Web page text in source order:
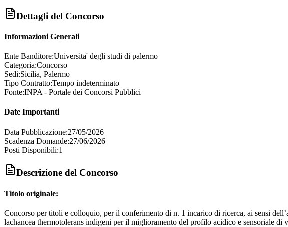
Dettagli del Concorso
Informazioni Generali
Ente Banditore:Universita' degli studi di palermo
Categoria:Concorso
Sedi:Sicilia, Palermo
Tipo Contratto:Tempo indeterminato
Fonte:INPA - Portale dei Concorsi Pubblici
Date Importanti
Data Pubblicazione:27/05/2026
Scadenza Domande:27/06/2026
Posti Disponibili:1
Descrizione del Concorso
Titolo originale:
Concorso per titoli e colloquio, per il conferimento di n. 1 incarico di ricerca, ai sensi
lachancea thermotolerans indigeni per il miglioramento del profilo acidico e sensoriale